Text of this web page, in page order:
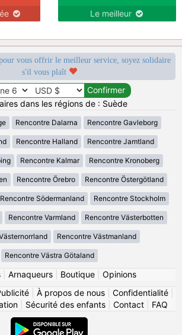
Le meilleur
vous offrir le meilleur service, soyez solidaire
s'il vous plaît
dans les régions de : Suède
Rencontre Dalarna Rencontre Gavleborg
Rencontre Halland Rencontre Jamtland
Rencontre Kalmar Rencontre Kronoberg
Rencontre Örebro Rencontre Östergötland
Rencontre Södermanland Rencontre Stockholm
Rencontre Varmland Rencontre Västerbotten
Rencontre Västmanland
Rencontre Västra Götaland
| Arnaqueurs| Boutique| Opinions
À propos de nous Confidentialité
| Sécurité des enfants| Contact| FAQ